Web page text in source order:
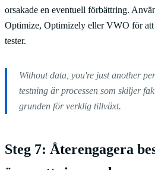
orsakade en eventuell förbättring.
Optimize, Optimizely eller VWO för att
tester.
Without data, you're just another
testning är processen som skiljer
grunden för verklig tillväxt.
Steg 7: Återengagera